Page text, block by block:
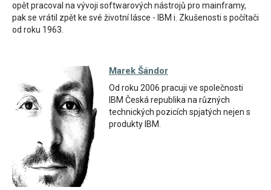
opět pracoval na vývoji softwarových nástrojů pro mainframy,
pak se vrátil zpět ke své životní lásce - IBM i. Zkušenosti s počítači
od roku 1963.
Marek Šándor
Od roku 2006 pracuji ve společnosti
IBM Česká republika na různých
technických pozicích spjatých nejen s
produkty IBM.